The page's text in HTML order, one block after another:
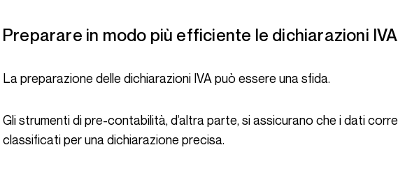
Preparare in modo più efficiente le dichiarazioni IVA
La preparazione delle dichiarazioni IVA può essere una sfida.
Gli strumenti di pre-contabilità, d’altra parte, si assicurano che i dati corretti siano raccolti e
classificati per una dichiarazione precisa.